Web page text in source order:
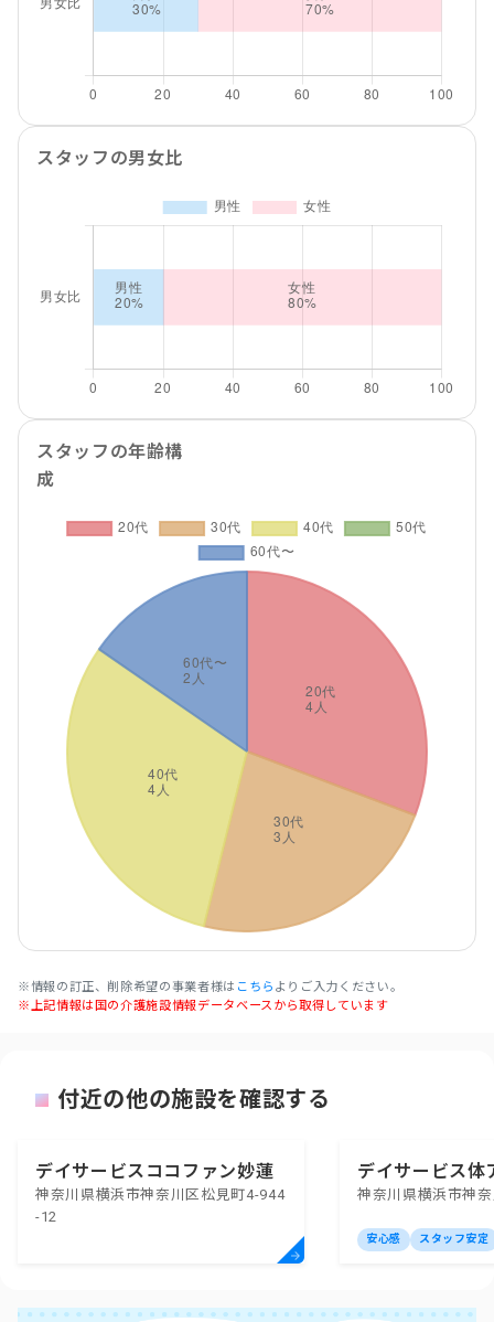
スタッフの男女比
スタッフの年齢構
成
※情報の訂正、削除希望の事業者様は こちら よりご入力ください。
※上記情報は国の介護施設情報データベースから取得しています
付近の他の施設を確認する
デイサービスココファン妙蓮
寺
神奈川県横浜市神奈川区松見町4-944
-12
デイサービス
神奈川県横浜市神
安心感 スタッフ安定